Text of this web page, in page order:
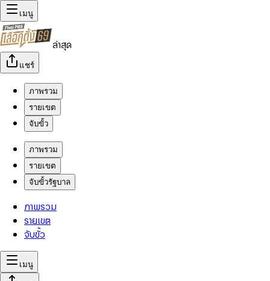
เมนู
ล่าสุด
แชร์
ภาพรวม
รายเขต
จับขั้ว
ภาพรวม
รายเขต
จับขั้วรัฐบาล
ภาพรวม
รายเขต
จับขั้ว
เมนู